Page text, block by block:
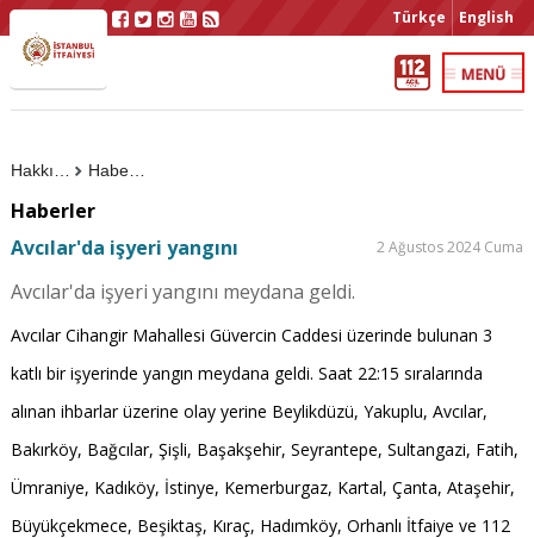
Türkçe English
Haberler
Haberler
Avcılar'da işyeri yangını
2 Ağustos 2024 Cuma
Avcılar'da işyeri yangını meydana geldi.
Avcılar Cihangir Mahallesi Güvercin Caddesi üzerinde bulunan 3
katlı bir işyerinde yangın meydana geldi. Saat 22:15 sıralarında
alınan ihbarlar üzerine olay yerine Beylikdüzü, Yakuplu, Avcılar,
Bakırköy, Bağcılar, Şişli, Başakşehir, Seyrantepe, Sultangazi, Fatih,
Ümraniye, Kadıköy, İstinye, Kemerburgaz, Kartal, Çanta, Ataşehir,
Büyükçekmece, Beşiktaş, Kıraç, Hadımköy, Orhanlı İtfaiye ve 112